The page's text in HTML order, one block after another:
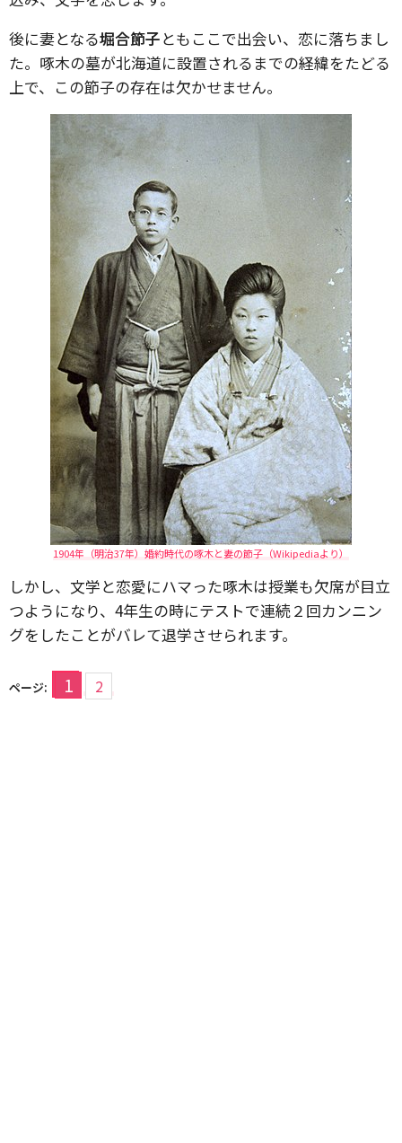
後に妻となる堀合節子ともここで出会い、恋に落ちまし
た。啄木の墓が北海道に設置されるまでの経緯をたどる
上で、この節子の存在は欠かせません。
1904年（明治37年）婚約時代の啄木と妻の節子（Wikipediaより）
しかし、文学と恋愛にハマった啄木は授業も欠席が目立
つようになり、4年生の時にテストで連続２回カンニン
グをしたことがバレて退学させられます。
ページ: 1 2